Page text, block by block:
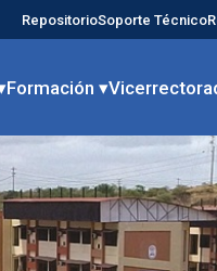
RepositorioSoporte Técnico
Formación ▾